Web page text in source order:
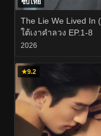
ซับไทย
The Lie We Lived In
ใต้เงาคำลวง EP.1-8
2026
★9.2